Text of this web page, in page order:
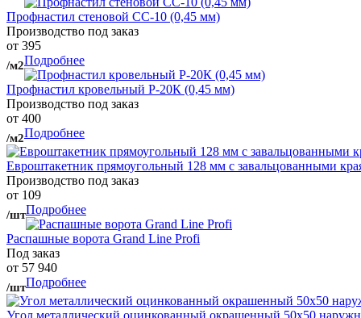
Профнастил стеновой СС-10 (0,45 мм)
Производство под заказ
от 395
/м2Подробнее
Профнастил кровельный Р-20К (0,45 мм)
Производство под заказ
от 400
/м2Подробнее
Евроштакетник прямоугольный 128 мм с завальцованными
Производство под заказ
от 109
/штПодробнее
Распашные ворота Grand Line Profi
Под заказ
от 57 940
/штПодробнее
Угол металлический оцинкованный окрашенный 50х50